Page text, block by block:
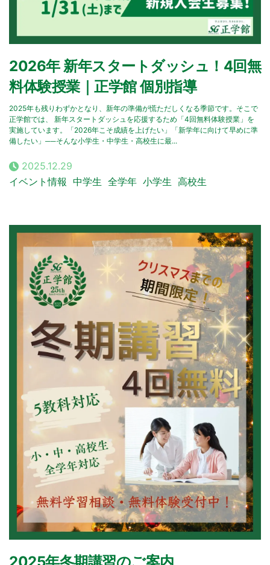
2026年 新年スタートダッシュ！4回無
料体験授業｜正学館 個別指導
2025年も残りわずかとなり、新年の準備が慌ただしくなる季節です。そこで
正学館では、 新年スタートダッシュを応援するため「4回無料体験授業」を
実施しています。「2026年こそ成績を上げたい」「新学年に向けて早めに準
備したい」──そんな小学生・中学生・高校生に最...
2025.12.29
イベント情報 中学生 全学年 小学生 高校生